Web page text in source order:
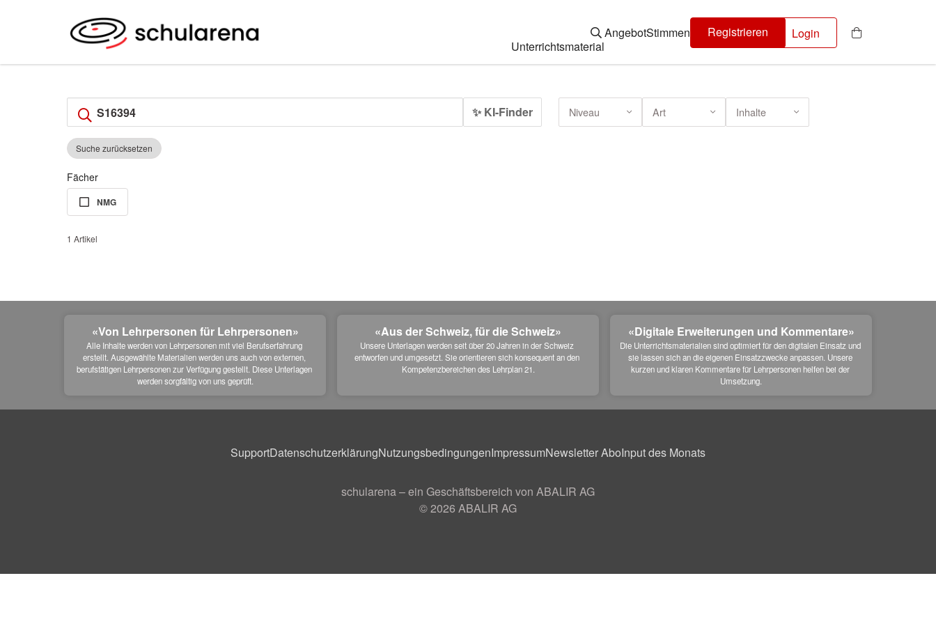
Unterrichtsmaterial
AngebotStimmen Registrieren Login
✨ KI-Finder Niveau Art Inhalte
Suche zurücksetzen
Fächer
NMG
1 Artikel
«Von Lehrpersonen für Lehrpersonen»
Alle Inhalte werden von Lehrpersonen mit viel Berufserfahrung
erstellt. Ausgewählte Materialien werden uns auch von externen,
berufstätigen Lehrpersonen zur Verfügung gestellt. Diese Unterlagen
werden sorgfältig von uns geprüft.
«Aus der Schweiz, für die Schweiz»
Unsere Unterlagen werden seit über 20 Jahren in der Schweiz
entworfen und umgesetzt. Sie orientieren sich konsequent an den
Kompetenzbereichen des Lehrplan 21.
«Digitale Erweiterungen und Kommentare»
Die Unterrichtsmaterialien sind optimiert für den digitalen Einsatz und
sie lassen sich an die eigenen Einsatzzwecke anpassen. Unsere
kurzen und klaren Kommentare für Lehrpersonen helfen bei der
Umsetzung.
SupportDatenschutzerklärungNutzungsbedingungenImpressumNewsletter AboInput des Monats
schularena – ein Geschäftsbereich von ABALIR AG
© 2026 ABALIR AG